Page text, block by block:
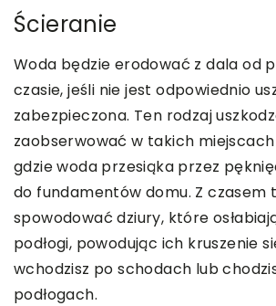
Ścieranie
Woda będzie erodować z dala od
czasie, jeśli nie jest odpowiednio
zabezpieczona. Ten rodzaj
zaobserwować w takich
gdzie woda przesiąka przez
do fundamentów domu. Z czasem
spowodować dziury, które
podłogi, powodując ich kruszenie
wchodzisz po schodach lub
podłogach.